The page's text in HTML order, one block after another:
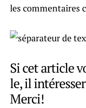
les commentaires
Si cet article
le, il
Merci!